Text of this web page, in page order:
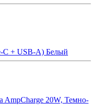
C + USB-A) Белый
AmpCharge 20W, Темно-